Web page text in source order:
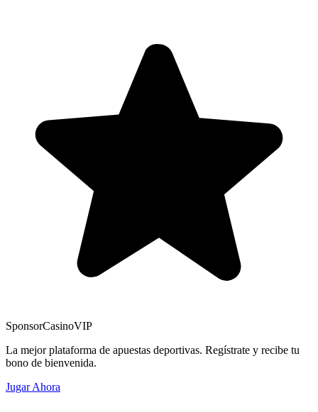
SponsorCasinoVIP
La mejor plataforma de apuestas deportivas. Regístrate y recibe tu
bono de bienvenida.
Jugar Ahora